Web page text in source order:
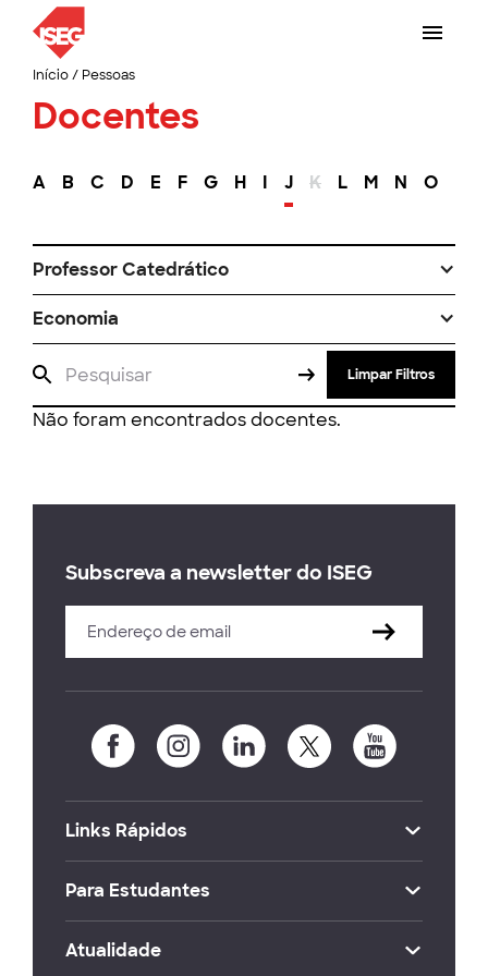
Início/ Pessoas
Docentes
A B C D E F G H I J K L M N O
Professor Catedrático
Economia
Limpar Filtros
Não foram encontrados docentes.
Subscreva a newsletter do ISEG
Links Rápidos
Para Estudantes
Atualidade